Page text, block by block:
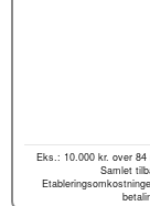
Eks.: 10.000 kr. over
Samlet